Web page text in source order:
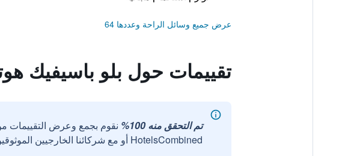
عرض جميع وسائل الراحة وعددها 64
تقييمات حول بلو باسيفيك
تم التحقق منه 100%
نقوم بجمع وعرض التقييمات
HotelsCombined أو مع شركائنا الخارجيين الموثوقين.